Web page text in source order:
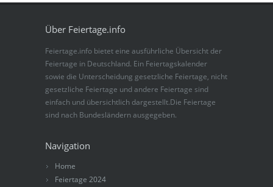
Über Feiertage.info
Feiertage.info bietet eine ausführliche Übersicht der
Feiertage in Deutschland. Ein Feiertagskalender
sowie die Unterscheidung gesetzliche Feiertage, nicht
gesetzliche Feiertage und andere Feiertage sind
einfach und übersichtlich dargestellt.Die Feiertage
sind nach Bundesländern ausgegeben.
Navigation
Home
Feiertage 2024